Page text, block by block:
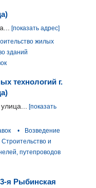
[показать адрес]
жилых
зданий
технологий г.
[показать
•
Возведение
Строительство и
путепроводов
я Рыбинская